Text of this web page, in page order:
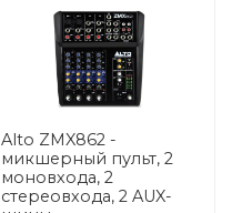
Alto ZMX862 -
микшерный пульт, 2
моновхода, 2
стереовхода, 2 AUX-